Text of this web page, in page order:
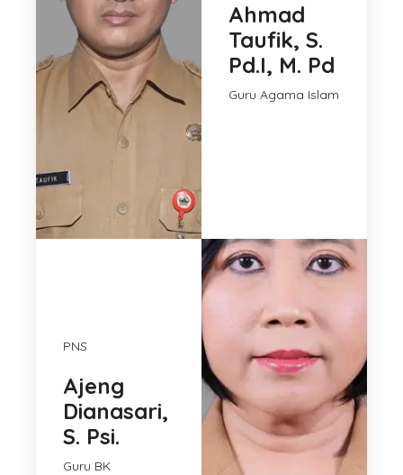
Ahmad
Taufik, S.
Pd.I, M. Pd
Guru Agama Islam
PNS
Ajeng
Dianasari,
S. Psi.
Guru BK